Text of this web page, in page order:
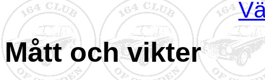
Mått och vikter